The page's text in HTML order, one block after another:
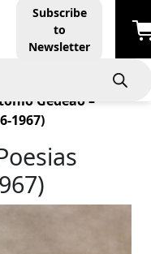
Subscribe
to
Newsletter
Gedeão –
1967)